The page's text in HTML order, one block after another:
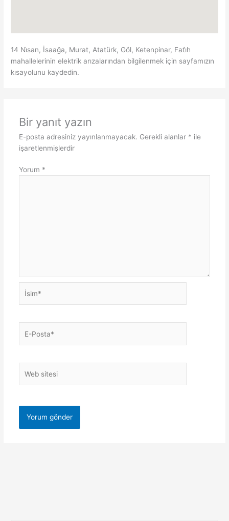
14 Ni̇san, İsaağa, Murat, Atatürk, Göl, Ketenpinar, Fati̇h
mahallelerinin elektrik arızalarından bilgilenmek için sayfamızın
kısayolunu kaydedin.
Bir yanıt yazın
E-posta adresiniz yayınlanmayacak. Gerekli alanlar * ile
işaretlenmişlerdir
Yorum *
Posta*
sitesi